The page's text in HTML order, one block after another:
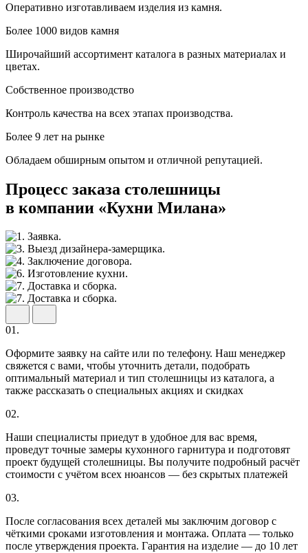
Оперативно изготавливаем изделия из камня.
Более 1000 видов камня
Широчайший ассортимент каталога в разных материалах и
цветах.
Собственное производство
Контроль качества на всех этапах производства.
Более 9 лет на рынке
Обладаем обширным опытом и отличной репутацией.
Процесс заказа столешницы
в компании «Кухни Милана»
01.
Оформите заявку на сайте или по телефону. Наш менеджер
свяжется с вами, чтобы уточнить детали, подобрать
оптимальный материал и тип столешницы из каталога, а
также рассказать о специальных акциях и скидках
02.
Наши специалисты приедут в удобное для вас время,
проведут точные замеры кухонного гарнитура и подготовят
проект будущей столешницы. Вы получите подробный расчёт
стоимости с учётом всех нюансов — без скрытых платежей
03.
После согласования всех деталей мы заключим договор с
чёткими сроками изготовления и монтажа. Оплата — только
после утверждения проекта. Гарантия на изделие — до 10 лет